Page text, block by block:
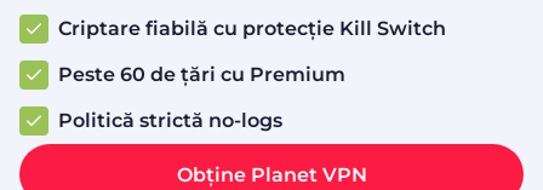
Criptare fiabilă cu protecție Kill Switch
Peste 60 de țări cu Premium
Politică strictă no-logs
Obține Planet VPN